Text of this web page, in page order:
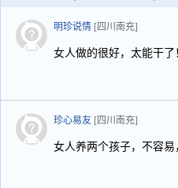
明珍说情 [四川南充]
女人做的很好，太能干了
珍心易友 [四川南充]
女人养两个孩子，不容